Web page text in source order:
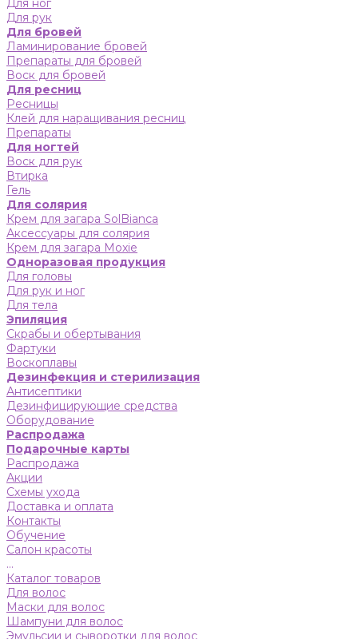
Для ног
Для рук
Для бровей
Ламинирование бровей
Препараты для бровей
Воск для бровей
Для ресниц
Ресницы
Клей для наращивания ресниц
Препараты
Для ногтей
Воск для рук
Втирка
Гель
Для солярия
Крем для загара SolBianca
Аксессуары для солярия
Крем для загара Moxie
Одноразовая продукция
Для головы
Для рук и ног
Для тела
Эпиляция
Скрабы и обертывания
Фартуки
Воскоплавы
Дезинфекция и стерилизация
Антисептики
Дезинфицирующие средства
Оборудование
Распродажа
Подарочные карты
Распродажа
Акции
Схемы ухода
Доставка и оплата
Контакты
Обучение
Салон красоты
...
Каталог товаров
Для волос
Маски для волос
Шампуни для волос
Эмульсии и сыворотки для волос